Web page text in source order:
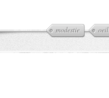
modestie oeil